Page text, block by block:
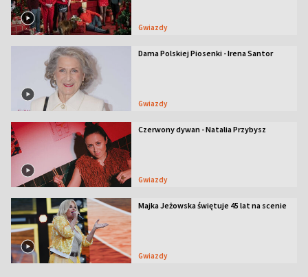
Gwiazdy
Dama Polskiej Piosenki - Irena Santor
Gwiazdy
Czerwony dywan - Natalia Przybysz
Gwiazdy
Majka Jeżowska świętuje 45 lat na scenie
Gwiazdy